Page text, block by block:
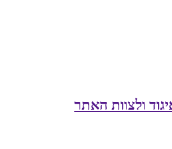
ולצוות האתר